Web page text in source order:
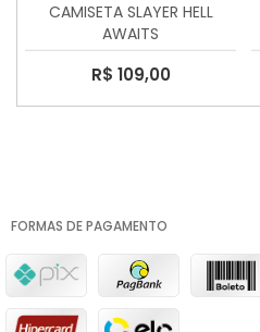
CAMISETA SLAYER HELL
AWAITS
R$ 109,00
FORMAS DE PAGAMENTO